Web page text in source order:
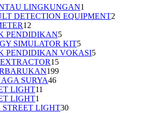
LINGKUNGAN1
DETECTION EQUIPMENT2
12
PENDIDIKAN5
SIMULATOR KIT5
PENDIDIKAN VOKASI5
15
199
SURYA46
LIGHT11
LIGHT1
LIGHT30